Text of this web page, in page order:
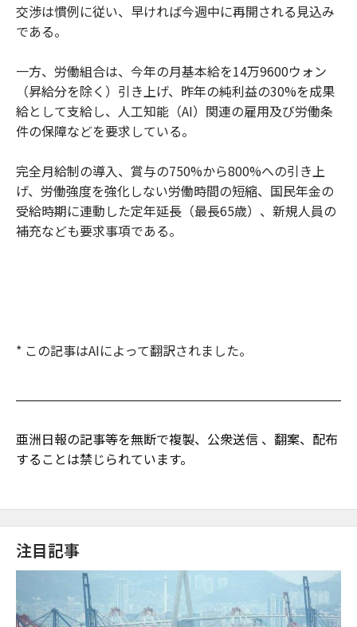
交渉は慣例に従い、早ければ今週中に再開される見込み
である。
一方、労働組合は、今年の月基本給を14万9600ウォン
（昇給分を除く）引き上げ、昨年の純利益の30%を成果
給として支給し、人工知能（AI）関連の雇用及び労働条
件の保障などを要求している。
完全月給制の導入、賞与の750%から800%への引き上
げ、労働強度を強化しない労働時間の短縮、国民年金の
受給時期に連動した定年延長（最長65歳）、新規人員の
補充なども要求事項である。
* この記事はAIによって翻訳されました。
亜洲日報の記事等を無断で複製、公衆送信 、翻案、配布
することは禁じられています。
注目記事